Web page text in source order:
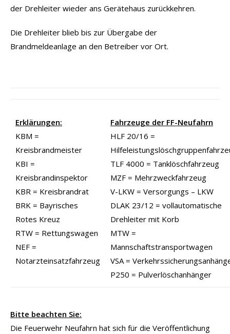
der Drehleiter wieder ans Gerätehaus zurückkehren.
Die Drehleiter blieb bis zur Übergabe der
Brandmeldeanlage an den Betreiber vor Ort.
Erklärungen:
KBM =
Kreisbrandmeister
KBI =
Kreisbrandinspektor
KBR = Kreisbrandrat
BRK = Bayrisches
Rotes Kreuz
RTW = Rettungswagen
NEF =
Notarzteinsatzfahrzeug
Fahrzeuge der FF-Neufahrn
HLF 20/16 =
TLF 4000 = Tanklöschfahrzeug
MZF = Mehrzweckfahrzeug
V-LKW = Versorgungs – LKW
DLAK 23/12 = vollautomatische
Drehleiter mit Korb
MTW =
Mannschaftstransportwagen
VSA =
P250 = Pulverlöschanhänger
Bitte beachten Sie:
Die Feuerwehr Neufahrn hat sich für die Veröffentlichung